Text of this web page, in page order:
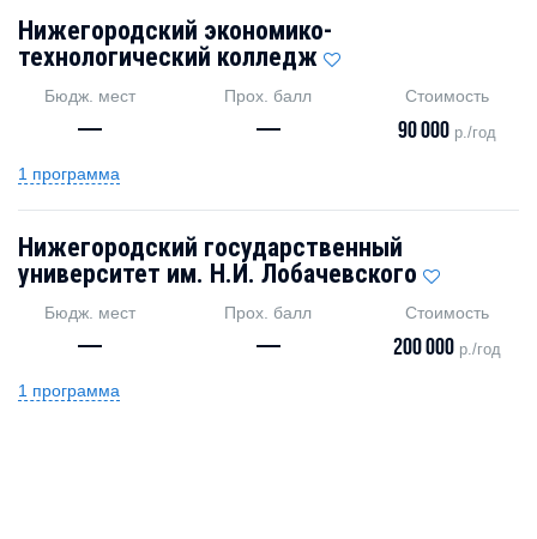
Нижегородский экономико-
технологический колледж
Бюдж. мест
—
Прох. балл
—
Стоимость
90 000 р./год
1 программа
Нижегородский государственный
университет им. Н.И. Лобачевского
Бюдж. мест
—
Прох. балл
—
Стоимость
200 000 р./год
1 программа